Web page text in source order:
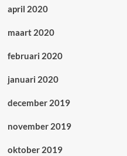
april 2020
maart 2020
februari 2020
januari 2020
december 2019
november 2019
oktober 2019